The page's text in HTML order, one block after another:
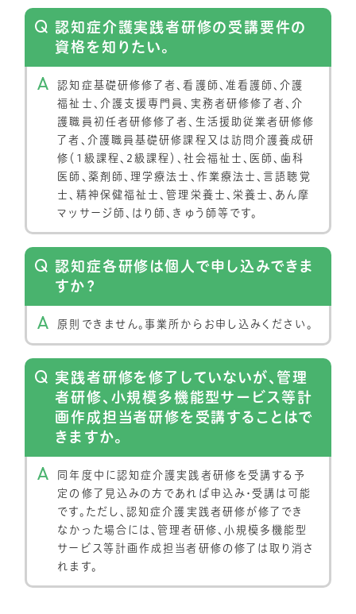
認知症介護実践者研修の受講要件の
資格を知りたい。
認知症基礎研修修了者、看護師、准看護師、介護
福祉士、介護支援専門員、実務者研修修了者、介
護職員初任者研修修了者、生活援助従業者研修修
了者、介護職員基礎研修課程又は訪問介護養成研
修（1級課程、2級課程）、社会福祉士、医師、歯科
医師、薬剤師、理学療法士、作業療法士、言語聴覚
士、精神保健福祉士、管理栄養士、栄養士、あん摩
マッサージ師、はり師、きゅう師等です。
認知症各研修は個人で申し込みできま
すか？
原則できません。事業所からお申し込みください。
実践者研修を修了していないが、管理
者研修、小規模多機能型サービス等計
画作成担当者研修を受講することはで
きますか。
同年度中に認知症介護実践者研修を受講する予
定の修了見込みの方であれば申込み・受講は可能
です。ただし、認知症介護実践者研修が修了でき
なかった場合には、管理者研修、小規模多機能型
サービス等計画作成担当者研修の修了は取り消さ
れます。